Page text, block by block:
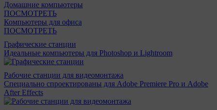
Домашние компьютеры
ПОСМОТРЕТЬ
Компьютеры для офиса
ПОСМОТРЕТЬ
Графические станции
Идеальные компьютеры для Photoshop и Lightroom
Рабочие станции для видеомонтажа
Специально спроектированы для Adobe Premiere Pro и Adobe
After Effects